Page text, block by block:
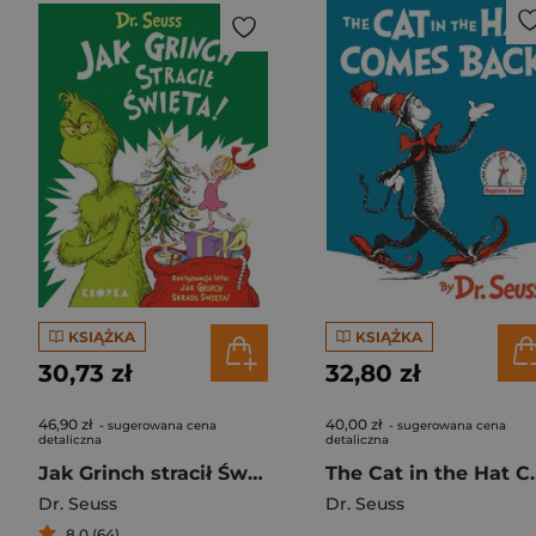
KSIĄŻKA
30,73 zł
46,90 zł - sugerowana cena
detaliczna
Jak Grinch stracił Święta!
Dr. Seuss
KSIĄŻKA
32,80 zł
40,00 zł - sugerowana cena
detaliczna
The
Dr. Seuss